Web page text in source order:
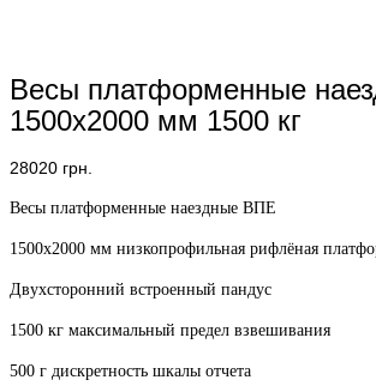
Весы платформенные
1500х2000 мм 1500 кг
28020 грн.
Весы платформенные наездные ВПЕ
1500х2000 мм низкопрофильная рифлёная
Двухсторонний встроенный пандус
1500 кг максимальный предел взвешивания
500 г дискретность шкалы отчета